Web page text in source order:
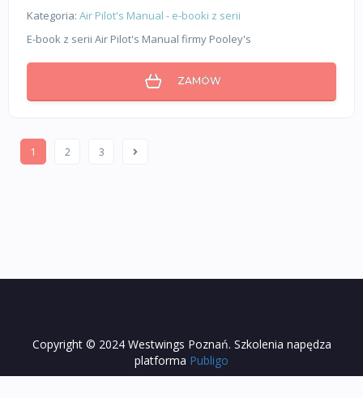
Kategoria: Air Pilot's Manual - e-booki z serii
E-book z serii Air Pilot's Manual firmy Pooley's
ZAMÓW
1 2 3
Copyright © 2024 Westwings Poznań. Szkolenia napędza
platforma Publigo